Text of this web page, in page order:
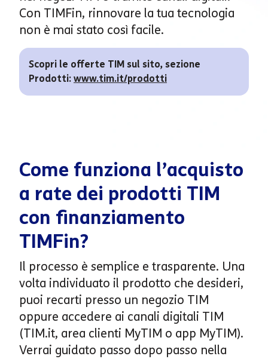
Con TIMFin, rinnovare la tua tecnologia
non è mai stato così facile.
Scopri le offerte TIM sul sito, sezione
Prodotti: www.tim.it/prodotti
Come funziona l’acquisto
a rate dei prodotti TIM
con finanziamento
TIMFin?
Il processo è semplice e trasparente. Una
volta individuato il prodotto che desideri,
puoi recarti presso un negozio TIM
oppure accedere ai canali digitali TIM
(TIM.it, area clienti MyTIM o app MyTIM).
Verrai guidato passo dopo passo nella